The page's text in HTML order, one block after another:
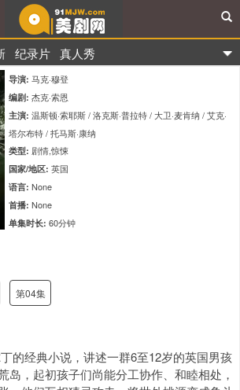
91美剧网
纪录片 真人秀
导演: 马克·穆登
编剧: 杰克·索恩
主演: 温斯顿·索耶斯 / 洛克斯·普拉特 / 大卫·麦肯纳 / 艾克·
塔尔布特 / 托马斯·康纳
类型: 剧情,惊悚
国家/地区: 英国
语言: None
首播: None
单集时长: 60分钟
第04集
的经典小说，讲述一群6至12岁的英国男孩
岛，起初孩子们尚能分工协作、和睦相处，